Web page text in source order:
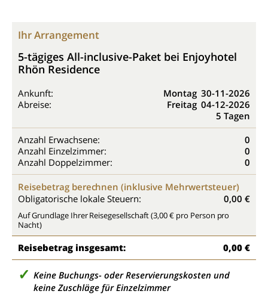
Ihr Arrangement
5-tägiges All-inclusive-Paket bei Enjoyhotel
Rhön Residence
Ankunft: Montag 30-11-2026
Abreise:
Freitag 04-12-2026
5 Tagen
Anzahl Erwachsene:
0
Anzahl Einzelzimmer:
0
Anzahl Doppelzimmer:
0
Reisebetrag berechnen (inklusive Mehrwertsteuer)
Obligatorische lokale Steuern:
0,00 €
Auf Grundlage Ihrer Reisegesellschaft (3,00 € pro Person pro
Nacht)
Reisebetrag insgesamt: 0,00 €
Keine Buchungs- oder Reservierungskosten und
keine Zuschläge für Einzelzimmer